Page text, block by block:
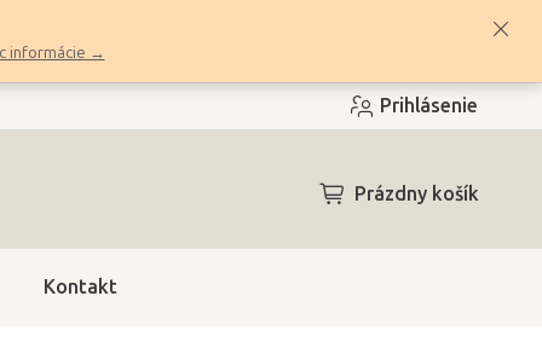
informácie →
Prihlásenie
NÁKUPNÝ
Prázdny košík
Kontakt